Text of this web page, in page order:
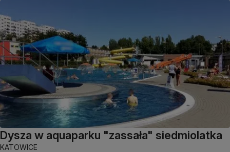
Dysza w aquaparku "zassała" siedmiolatka
KATOWICE